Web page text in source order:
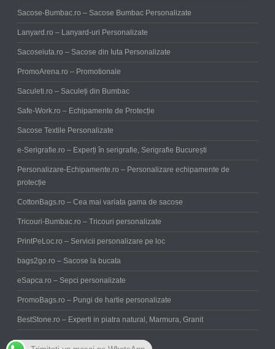
Sacose-Bumbac.ro – Sacose Bumbac Personalizate
Lanyard.ro – Lanyard-uri Personalizate
Sacoseiuta.ro – Sacose din Iuta Personalizate
PromoArena.ro – Promotionale
Saculeti.ro – Saculeți din Bumbac
Safe-Work.ro – Echipamente de Protecție
Sacose Textile Personalizate
e-Serigrafie.ro – Experți în serigrafie, Serigrafie București
Personalizare-Echipamente.ro – Personalizare echipamente de
protecție
CottonBags.ro – Cea mai variata gama de sacose
Tricouri-Bumbac.ro – Tricouri personalizate
PrintPeLoc.ro – Servicii personalizare pe loc
bags2go.ro – Sacose la bucata
eSapca.ro – Sepci personalizate
PromoBags.ro – Pungi de hartie personalizate
BestStone.ro – Experti in piatra natural, Marmura, Granit